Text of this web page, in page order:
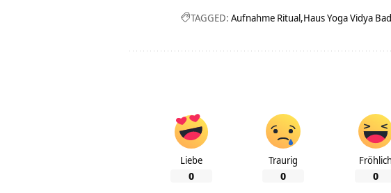
TAGGED: Aufnahme Ritual Haus Yoga Vidya
Liebe
0
Traurig
0
Fröhlich
0